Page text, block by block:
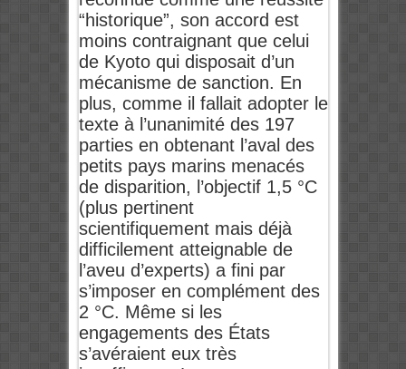
“historique”, son accord est
moins contraignant que celui
de Kyoto qui disposait d’un
mécanisme de sanction. En
plus, comme il fallait adopter le
texte à l’unanimité des 197
parties en obtenant l’aval des
petits pays marins menacés
de disparition, l’objectif 1,5 °C
(plus pertinent
scientifiquement mais déjà
difficilement atteignable de
l’aveu d’experts) a fini par
s’imposer en complément des
2 °C. Même si les
engagements des États
s’avéraient eux très